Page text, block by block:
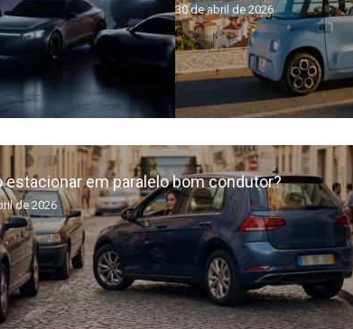
30 de abril de 2026
em paralelo bom condutor?
de 2026